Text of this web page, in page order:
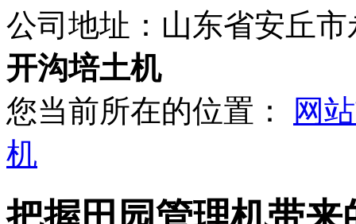
公司地址： 山东省安丘
开沟培土机
您当前所在的位置：
网
机